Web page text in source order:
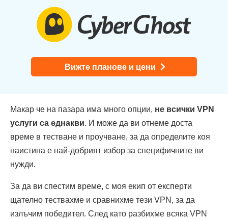
Вижте планове и цени
Макар че на пазара има много опции, не всички VPN
услуги са еднакви. И може да ви отнеме доста
време в тестване и проучване, за да определите коя
наистина е най-добрият избор за специфичните ви
нужди.
За да ви спестим време, с моя екип от експерти
щателно тествахме и сравнихме тези VPN, за да
излъчим победител. След като разбихме всяка VPN